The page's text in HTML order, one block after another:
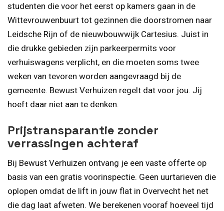
studenten die voor het eerst op kamers gaan in de
Wittevrouwenbuurt tot gezinnen die doorstromen naar
Leidsche Rijn of de nieuwbouwwijk Cartesius. Juist in
die drukke gebieden zijn parkeerpermits voor
verhuiswagens verplicht, en die moeten soms twee
weken van tevoren worden aangevraagd bij de
gemeente. Bewust Verhuizen regelt dat voor jou. Jij
hoeft daar niet aan te denken.
Prijstransparantie zonder
verrassingen achteraf
Bij Bewust Verhuizen ontvang je een vaste offerte op
basis van een gratis voorinspectie. Geen uurtarieven die
oplopen omdat de lift in jouw flat in Overvecht het net
die dag laat afweten. We berekenen vooraf hoeveel tijd